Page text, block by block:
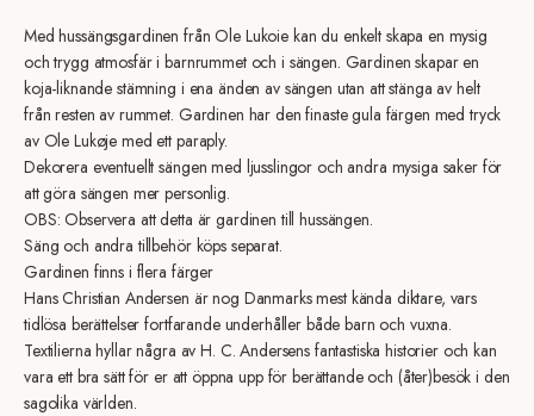
Med hussängsgardinen från Ole Lukoie kan du enkelt skapa en mysig
och trygg atmosfär i barnrummet och i sängen. Gardinen skapar en
koja-liknande stämning i ena änden av sängen utan att stänga av helt
från resten av rummet. Gardinen har den finaste gula färgen med tryck
av Ole Lukøje med ett paraply.
Dekorera eventuellt sängen med ljusslingor och andra mysiga saker för
att göra sängen mer personlig.
OBS: Observera att detta är gardinen till hussängen.
Säng och andra tillbehör köps separat.
Gardinen finns i flera färger
Hans Christian Andersen är nog Danmarks mest kända diktare, vars
tidlösa berättelser fortfarande underhåller både barn och vuxna.
Textilierna hyllar några av H. C. Andersens fantastiska historier och kan
vara ett bra sätt för er att öppna upp för berättande och (åter)besök i den
sagolika världen.